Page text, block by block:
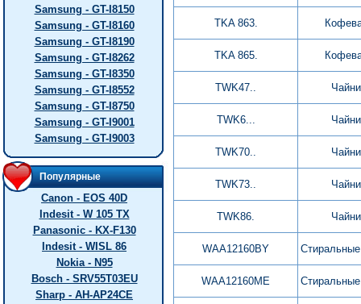
Samsung - GT-I8150
Samsung - GT-I8160
Samsung - GT-I8190
Samsung - GT-I8262
Samsung - GT-I8350
Samsung - GT-I8552
Samsung - GT-I8750
Samsung - GT-I9001
Samsung - GT-I9003
Популярные
Canon - EOS 40D
Indesit - W 105 TX
Panasonic - KX-F130
Indesit - WISL 86
Nokia - N95
Bosch - SRV55T03EU
Sharp - AH-AP24CE
TKA 863.
TKA 865.
TWK47..
TWK6...
TWK70..
TWK73..
TWK86.
WAA12160BY
WAA12160ME